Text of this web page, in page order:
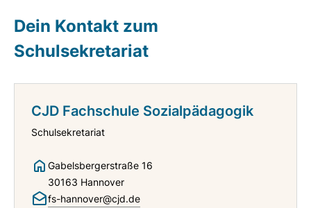
Dein Kontakt zum
Schulsekretariat
CJD Fachschule Sozialpädagogik
Schulsekretariat
Gabelsbergerstraße 16
30163 Hannover
fs-hannover@cjd.de